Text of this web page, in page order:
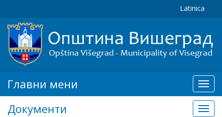
Latinica
мени
Главни мени
Документи